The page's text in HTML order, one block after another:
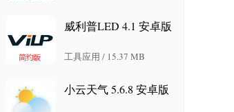
威利普LED 4.1 安卓版
工具应用 / 15.37 MB
小云天气 5.6.8 安卓版